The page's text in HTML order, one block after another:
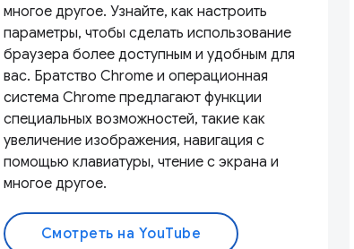
многое другое. Узнайте, как настроить
параметры, чтобы сделать использование
браузера более доступным и удобным для
вас. Братство Chrome и операционная
система Chrome предлагают функции
специальных возможностей, такие как
увеличение изображения, навигация с
помощью клавиатуры, чтение с экрана и
многое другое.
Смотреть на YouTube